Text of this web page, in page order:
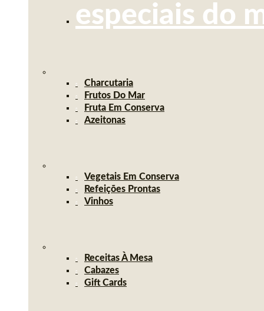
especiais do
Charcutaria
Frutos Do Mar
Fruta Em Conserva
Azeitonas
Vegetais Em Conserva
Refeições Prontas
Vinhos
Receitas À Mesa
Cabazes
Gift Cards